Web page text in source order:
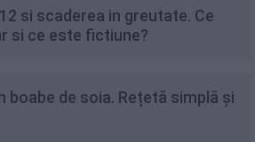
si scaderea in greutate. Ce
si ce este fictiune?
boabe de soia. Rețetă simplă și